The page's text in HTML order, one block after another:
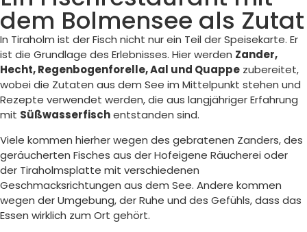
dem Bolmensee als Zutat
In Tiraholm ist der Fisch nicht nur ein Teil der Speisekarte. Er
ist die Grundlage des Erlebnisses. Hier werden Zander,
Hecht, Regenbogenforelle, Aal und Quappe zubereitet,
wobei die Zutaten aus dem See im Mittelpunkt stehen und
Rezepte verwendet werden, die aus langjähriger Erfahrung
mit Süßwasserfischentstanden sind.
Viele kommen hierher wegen des gebratenen Zanders, des
geräucherten Fisches aus der Hofeigene Räucherei oder
der Tiraholmsplatte mit verschiedenen
Geschmacksrichtungen aus dem See. Andere kommen
wegen der Umgebung, der Ruhe und des Gefühls, dass das
Essen wirklich zum Ort gehört.